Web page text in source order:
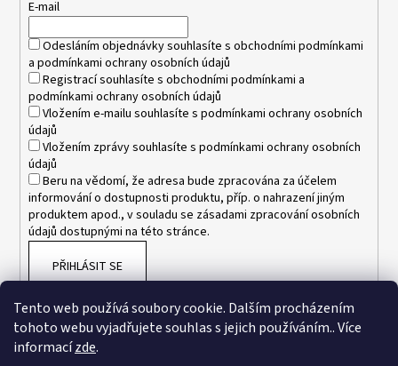
Tento web používá soubory cookie. Dalším procházením
tohoto webu vyjadřujete souhlas s jejich používáním.. Více
informacízde.
E-mail
Odesláním objednávky souhlasíte s obchodními podmínkami
a podmínkami ochrany osobních údajů
Registrací souhlasíte s obchodními podmínkami a
podmínkami ochrany osobních údajů
Vložením e-mailu souhlasíte s podmínkami ochrany osobních
údajů
Vložením zprávy souhlasíte s podmínkami ochrany osobních
údajů
Beru na vědomí, že adresa bude zpracována za účelem
informování o dostupnosti produktu, příp. o nahrazení jiným
produktem apod., v souladu se zásadami zpracování osobních
údajů dostupnými na této stránce.
PŘIHLÁSIT SE